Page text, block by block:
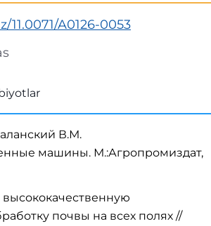
11.0071/A0126-0053
В.М.
машины. М.:Агропромиздат,
почвы на всех полях //